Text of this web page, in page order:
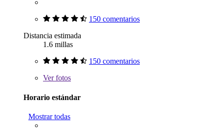
150 comentarios
Distancia estimada
1.6 millas
150 comentarios
Verfotos
Horario estándar
Mostrar todas